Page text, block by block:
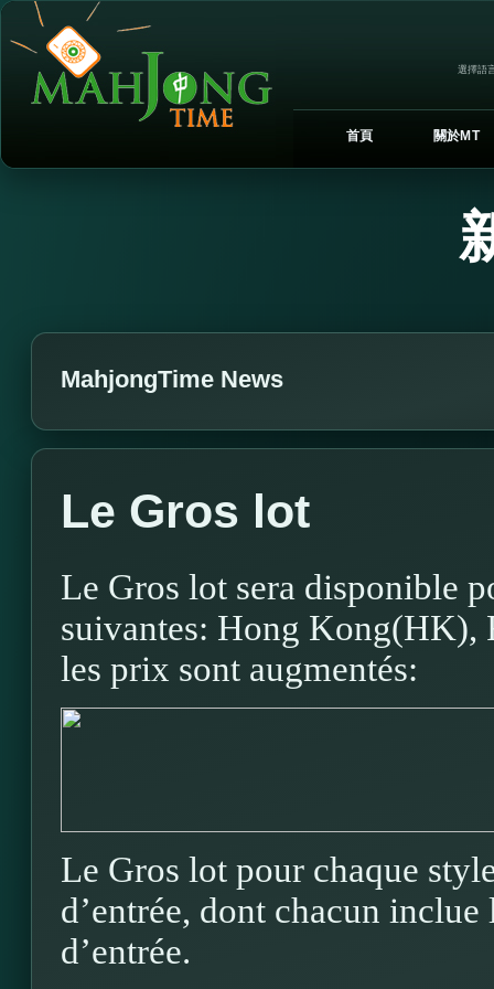
選擇語
首頁 關於MT
MahjongTime News
Le Gros lot
Le Gros lot sera disponible
suivantes: Hong Kong(HK),
les prix sont augmentés:
Le Gros lot pour chaque
d’entrée, dont chacun
d’entrée.